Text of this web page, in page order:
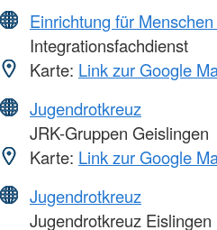
Einrichtung für
Integrationsfachdienst
Karte: Link zur Google
Jugendrotkreuz
JRK-Gruppen Geislingen
Karte: Link zur Google
Jugendrotkreuz
Jugendrotkreuz Eislingen